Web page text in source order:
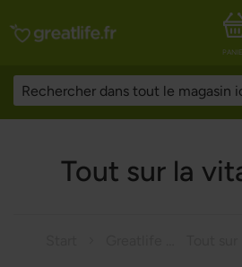
Tout sur la